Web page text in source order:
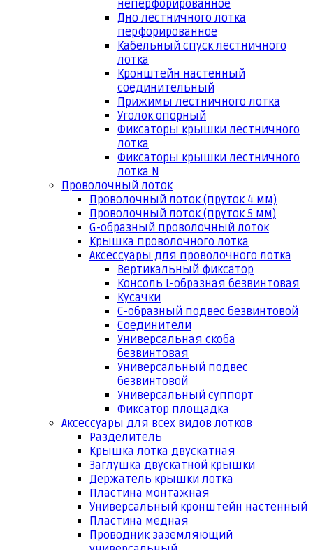
неперфорированное
Дно лестничного лотка
перфорированное
Кабельный спуск лестничного
лотка
Кронштейн настенный
соединительный
Прижимы лестничного лотка
Уголок опорный
Фиксаторы крышки лестничного
лотка
Фиксаторы крышки лестничного
лотка N
Проволочный лоток
Проволочный лоток (пруток 4 мм)
Проволочный лоток (пруток 5 мм)
G-образный проволочный лоток
Крышка проволочного лотка
Аксессуары для проволочного лотка
Вертикальный фиксатор
Консоль L-образная безвинтовая
Кусачки
С-образный подвес безвинтовой
Соединители
Универсальная скоба
безвинтовая
Универсальный подвес
безвинтовой
Универсальный суппорт
Фиксатор площадка
Аксессуары для всех видов лотков
Разделитель
Крышка лотка двускатная
Заглушка двускатной крышки
Держатель крышки лотка
Пластина монтажная
Универсальный кронштейн настенный
Пластина медная
Проводник заземляющий